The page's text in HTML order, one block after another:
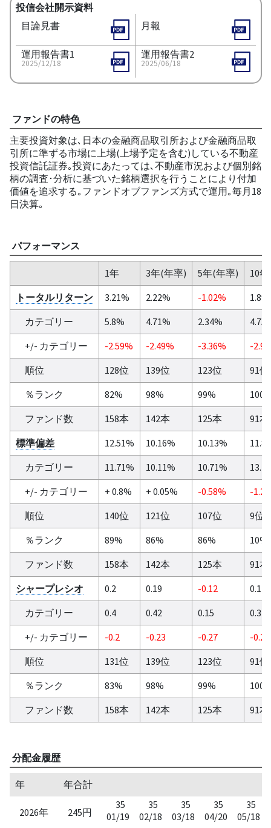
投信会社開示資料
目論見書
月報
運用報告書1
2025/12/18
運用報告書2
2025/06/18
ファンドの特色
主要投資対象は､日本の金融商品取引所および金融商品取
引所に準ずる市場に上場(上場予定を含む)している不動産
投資信託証券｡投資にあたっては､不動産市況および個別銘
柄の調査･分析に基づいた銘柄選択を行うことにより付加
価値を追求する｡ファンドオブファンズ方式で運用｡毎月18
日決算｡
パフォーマンス
1年 3年(年率) 5年(年率)
10
トータルリターン
3.21% 2.22% -1.02%
1.8%
カテゴリー
5.8% 4.71% 2.34%
+/- カテゴリー
-2.59% -2.49% -3.36%
-
順位
128位 139位 123位
91位
％ランク
82% 98% 99%
ファンド数
158本 142本 125本
91本
標準偏差
12.51% 10.16% 10.13%
カテゴリー
11.71% 10.11% 10.71%
+/- カテゴリー
+ 0.8% + 0.05% -0.58%
-
順位
140位 121位 107位
9位
％ランク
89% 86% 86%
10%
ファンド数
158本 142本 125本
91本
シャープレシオ
0.2 0.19 -0.12
0.14
カテゴリー
0.4 0.42 0.15
0.34
+/- カテゴリー
-0.2 -0.23 -0.27
-0.2
順位
131位 139位 123位
91位
％ランク
83% 98% 99%
ファンド数
158本 142本 125本 91本
分配金履歴
年 年合計
2026年 245円
35
01/19
35
02/18
35
03/18
35
04/20
35
05/18